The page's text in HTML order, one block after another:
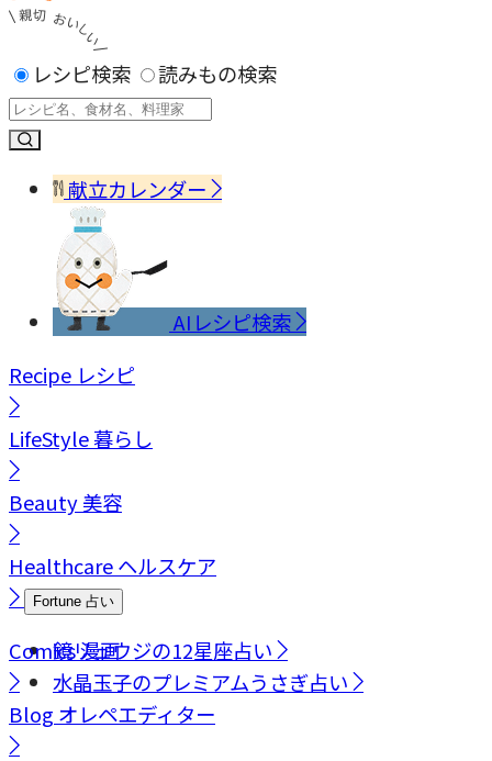
レシピ検索 読みもの検索
献立カレンダー
AIレシピ検索
Recipe レシピ
LifeStyle暮らし
Beauty美容
Healthcareヘルスケア
Fortune 占い
鏡リュウジの12星座占い
水晶玉子のプレミアムうさぎ占い
Comics漫画
Blog オレペエディター